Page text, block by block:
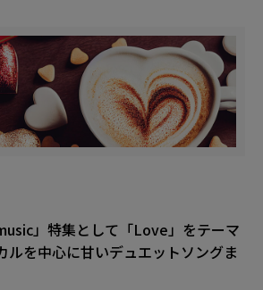
」特集として「Love」をテーマ
ルを中心に甘いデュエットソングま